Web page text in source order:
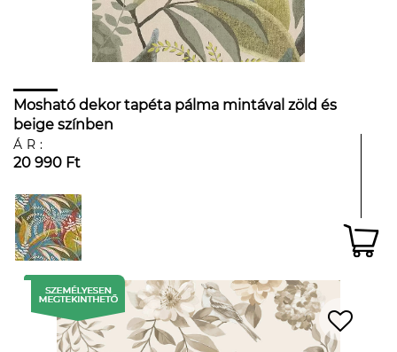
Mosható dekor tapéta pálma mintával zöld és
beige színben
ÁR:
20 990 Ft